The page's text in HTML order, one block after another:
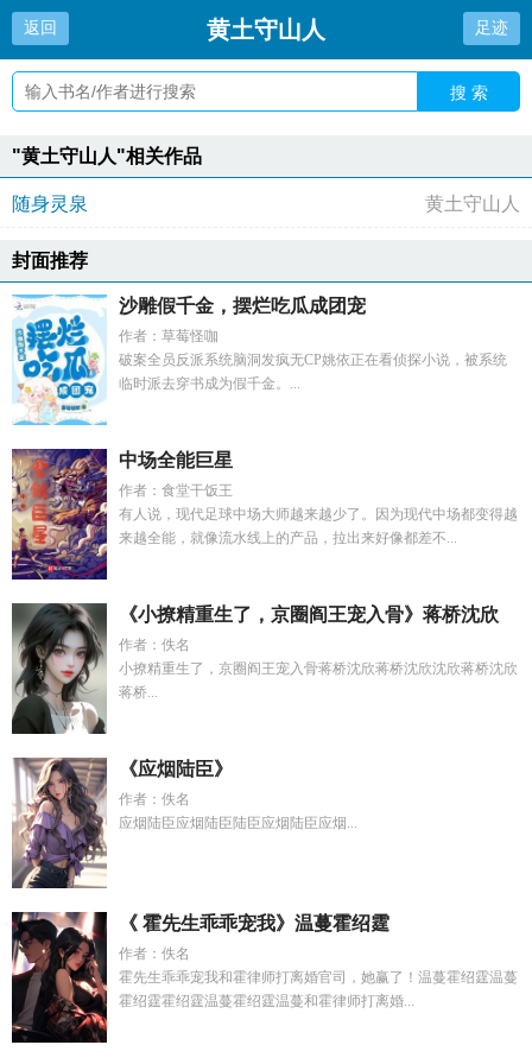
返回 黄土守山人 足迹
搜 索
"黄土守山人"相关作品
随身灵泉 黄土守山人
封面推荐
沙雕假千金，摆烂吃瓜成团宠
作者：草莓怪咖
破案全员反派系统脑洞发疯无CP姚依正在看侦探小说，被系统
临时派去穿书成为假千金。...
中场全能巨星
作者：食堂干饭王
有人说，现代足球中场大师越来越少了。因为现代中场都变得越
来越全能，就像流水线上的产品，拉出来好像都差不...
《小撩精重生了，京圈阎王宠入骨》蒋桥沈欣
作者：佚名
小撩精重生了，京圈阎王宠入骨蒋桥沈欣蒋桥沈欣沈欣蒋桥沈欣
蒋桥...
《应烟陆臣》
作者：佚名
应烟陆臣应烟陆臣陆臣应烟陆臣应烟...
《 霍先生乖乖宠我》温蔓霍绍霆
作者：佚名
霍先生乖乖宠我和霍律师打离婚官司，她赢了！温蔓霍绍霆温蔓
霍绍霆霍绍霆温蔓霍绍霆温蔓和霍律师打离婚...